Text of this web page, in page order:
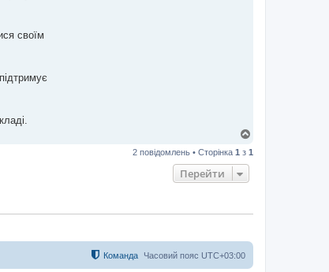
своїм
г
2 повідомлень • Сторінка 1 з 1
Перейти
Часовий пояс UTC+03:00
Команда